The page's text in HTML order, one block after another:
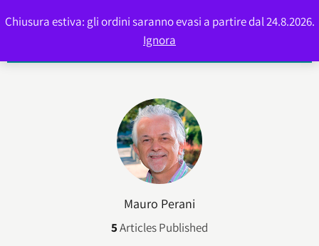
Mauro Perani
5Articles Published
Chiusura estiva: gli ordini saranno evasi a partire dal 24.8.2026.
Ignora